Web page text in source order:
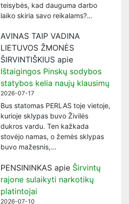
teisybės, kad dauguma darbo
laiko skiria savo reikalams?…
AVINAS TAIP VADINA
LIETUVOS ŽMONĖS
ŠIRVINTIŠKIUS apie
Ištaigingos Pinskų sodybos
statybos kelia naujų klausimų
2026-07-17
Bus statomas PERLAS toje vietoje,
kurioje sklypas buvo Živilės
dukros vardu. Ten kažkada
stovėjo namas, o žemės sklypas
buvo mažesnis,…
PENSININKAS apie Širvintų
rajone sulaikyti narkotikų
platintojai
2026-07-10